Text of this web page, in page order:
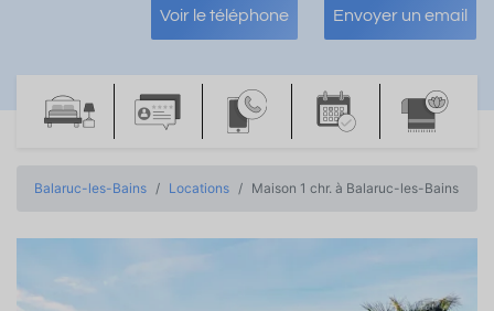
Voir le téléphone Envoyer un email
Balaruc-les-Bains Locations Maison 1 chr. à Balaruc-les-Bains